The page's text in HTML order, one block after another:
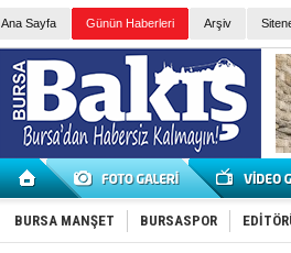
Ana Sayfa Günün Haberleri Arşiv
BURSA MANŞET BURSASPOR